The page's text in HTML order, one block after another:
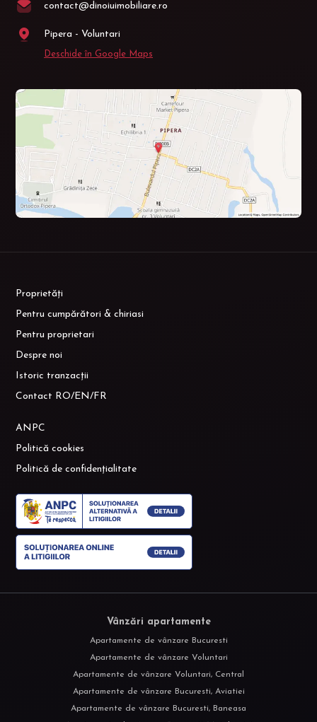
contact@dinoiuimobiliare.ro
Pipera - Voluntari
Deschide în Google Maps
Proprietăți
Pentru cumpărători & chiriasi
Pentru proprietari
Despre noi
Istoric tranzacții
Contact RO/EN/FR
ANPC
Politică cookies
Politică de confidențialitate
Vânzări apartamente
Apartamente de vânzare Bucuresti
Apartamente de vânzare Voluntari
Apartamente de vânzare Voluntari, Central
Apartamente de vânzare Bucuresti, Aviatiei
Apartamente de vânzare Bucuresti, Baneasa